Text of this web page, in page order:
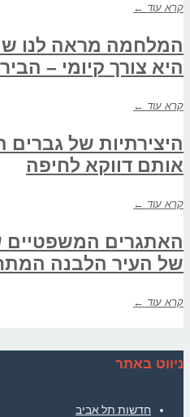
קרא עוד ←
המלחמה מראה לנו
היא צורך קיומי –
קרא עוד ←
היצירתיות של גברים
אותם דווקא לחיפה
קרא עוד ←
האתגרים
של העיר הלבנה
קרא עוד ←
ניווט באתר
חדשות תל אביב